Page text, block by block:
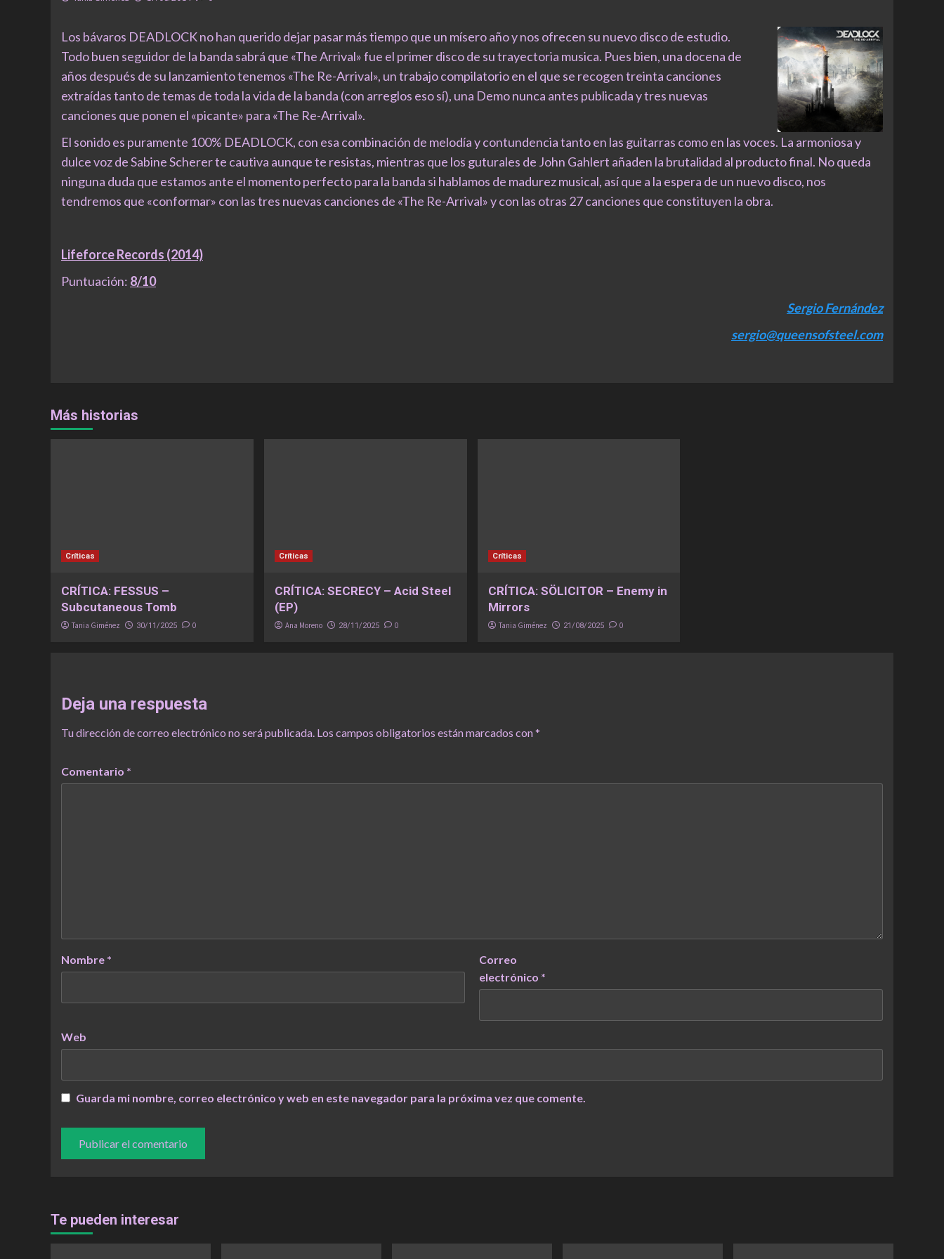
Los bávaros DEADLOCK no han querido dejar pasar más tiempo que un mísero año y nos ofrecen su nuevo disco de estudio.
Todo buen seguidor de la banda sabrá que «The Arrival» fue el primer disco de su trayectoria musica. Pues bien, una docena de
años después de su lanzamiento tenemos «The Re-Arrival», un trabajo compilatorio en el que se recogen treinta canciones
extraídas tanto de temas de toda la vida de la banda (con arreglos eso sí), una Demo nunca antes publicada y tres nuevas
canciones que ponen el «picante» para «The Re-Arrival».
El sonido es puramente 100% DEADLOCK, con esa combinación de melodía y contundencia tanto en las guitarras como en las voces. La armoniosa y
dulce voz de Sabine Scherer te cautiva aunque te resistas, mientras que los guturales de John Gahlert añaden la brutalidad al producto final. No queda
ninguna duda que estamos ante el momento perfecto para la banda si hablamos de madurez musical, así que a la espera de un nuevo disco, nos
tendremos que «conformar» con las tres nuevas canciones de «The Re-Arrival» y con las otras 27 canciones que constituyen la obra.
Lifeforce Records (2014)
Puntuación: 8/10
Sergio Fernández
sergio@queensofsteel.com
Más historias
Críticas
CRÍTICA: FESSUS –
Subcutaneous Tomb
Tania Giménez 30/11/2025 0
Críticas
CRÍTICA: SECRECY – Acid Steel
(EP)
Ana Moreno 28/11/2025 0
Críticas
CRÍTICA: SÖLICITOR – Enemy in
Mirrors
Tania Giménez 21/08/2025 0
Deja una respuesta
Tu dirección de correo electrónico no será publicada. Los campos obligatorios están marcados con*
Comentario *
Nombre *
Correo
electrónico *
Web
Guarda mi nombre, correo electrónico y web en este navegador para la próxima vez que comente.
Te pueden interesar